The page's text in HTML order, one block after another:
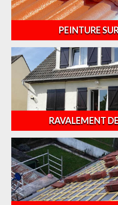
PEINTURE
RAVALEMENT